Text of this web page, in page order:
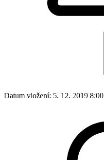
Datum vložení: 5. 12. 2019 8:00